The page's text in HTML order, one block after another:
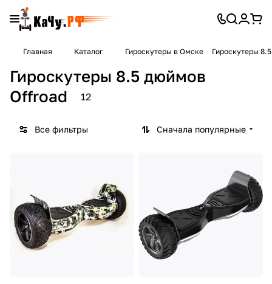
Главная Каталог Гироскутеры в Омске Гироскутеры
Гироскутеры 8.5 дюймов
Offroad
12
Все фильтры Сначала популярные